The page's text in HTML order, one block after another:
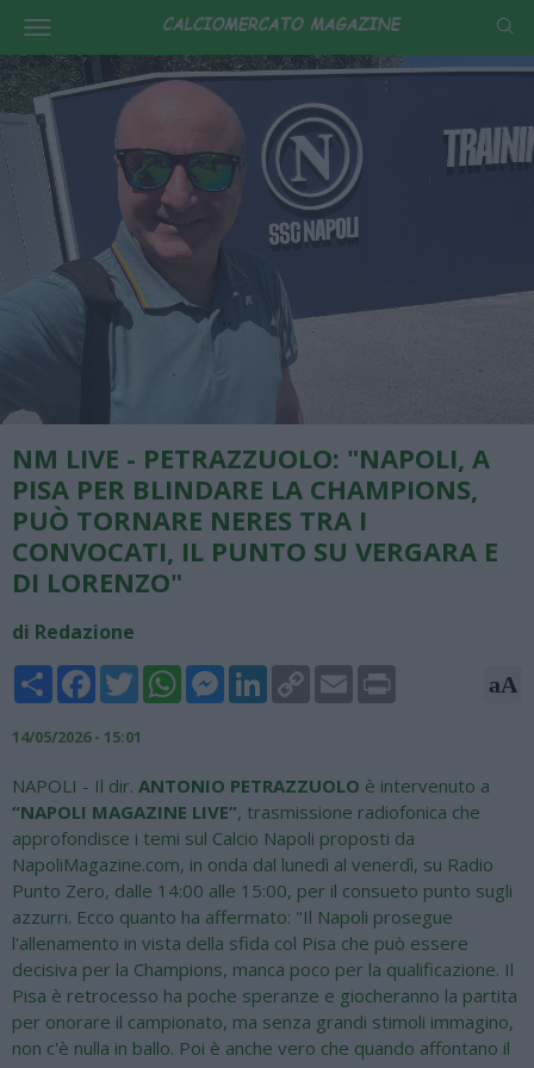
NM LIVE - PETRAZZUOLO: "NAPOLI, A
PISA PER BLINDARE LA CHAMPIONS,
PUÒ TORNARE NERES TRA I
CONVOCATI, IL PUNTO SU VERGARA E
DI LORENZO"
di Redazione
Share FacebookTwitterWhatsAppMessengerLinkedInCopy
Link
Email aA
14/05/2026 - 15:01
NAPOLI - Il dir. ANTONIO PETRAZZUOLO è intervenuto a
“NAPOLI MAGAZINE LIVE”, trasmissione radiofonica che
approfondisce i temi sul Calcio Napoli proposti da
NapoliMagazine.com, in onda dal lunedì al venerdì, su Radio
Punto Zero, dalle 14:00 alle 15:00, per il consueto punto sugli
azzurri. Ecco quanto ha affermato: "Il Napoli prosegue
l'allenamento in vista della sfida col Pisa che può essere
decisiva per la Champions, manca poco per la qualificazione. Il
Pisa è retrocesso ha poche speranze e giocheranno la partita
per onorare il campionato, ma senza grandi stimoli immagino,
non c'è nulla in ballo. Poi è anche vero che quando affontano il